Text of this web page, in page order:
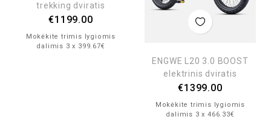
trekking dviratis
€1199.00
Mokėkite trimis lygiomis
dalimis 3 x 399.67€
ENGWE L20 3.0 BOOST
elektrinis dviratis
€1399.00
Mokėkite trimis lygiomis
dalimis 3 x 466.33€